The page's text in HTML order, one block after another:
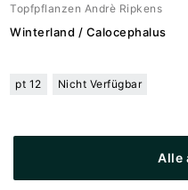
Topfpflanzen Andrè Ripkens
Winterland / Calocephalus
pt 12 Nicht Verfügbar
Alle